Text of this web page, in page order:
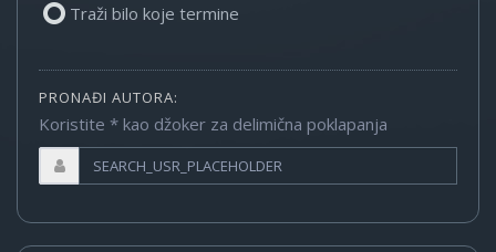
Traži bilo koje termine
PRONAĐI AUTORA:
Koristite * kao džoker za delimična poklapanja